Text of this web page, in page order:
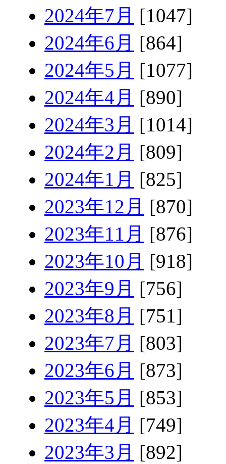
2024年7月 [1047]
2024年6月 [864]
2024年5月 [1077]
2024年4月 [890]
2024年3月 [1014]
2024年2月 [809]
2024年1月 [825]
2023年12月 [870]
2023年11月 [876]
2023年10月 [918]
2023年9月 [756]
2023年8月 [751]
2023年7月 [803]
2023年6月 [873]
2023年5月 [853]
2023年4月 [749]
2023年3月 [892]